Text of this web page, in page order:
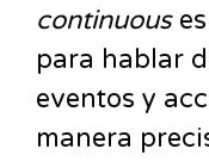
continuous
para hablar
eventos y
manera